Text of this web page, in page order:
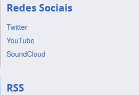
Redes Sociais
Twitter
YouTube
SoundCloud
RSS